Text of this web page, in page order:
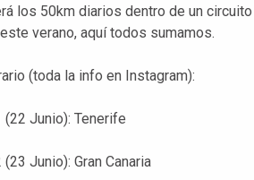
los 50km diarios dentro de un
verano, aquí todos sumamos.
(toda la info en Instagram):
(22 Junio): Tenerife
(23 Junio): Gran Canaria